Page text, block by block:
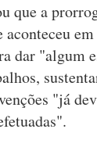
que a
aconteceu
dar "algum
"já